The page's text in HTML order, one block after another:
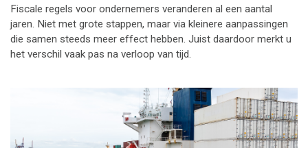
Fiscale regels voor ondernemers veranderen al een aantal
jaren. Niet met grote stappen, maar via kleinere aanpassingen
die samen steeds meer effect hebben. Juist daardoor merkt u
het verschil vaak pas na verloop van tijd.